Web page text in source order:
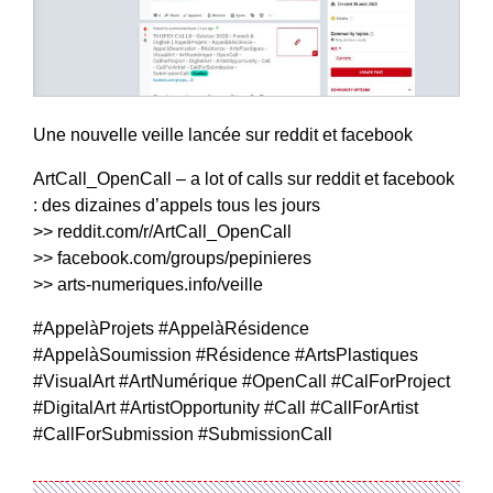
Une nouvelle veille lancée sur reddit et facebook
ArtCall_OpenCall – a lot of calls sur reddit et facebook
: des dizaines d’appels tous les jours
>> reddit.com/r/ArtCall_OpenCall
>> facebook.com/groups/pepinieres
>> arts-numeriques.info/veille
#AppelàProjets #AppelàRésidence
#AppelàSoumission #Résidence #ArtsPlastiques
#VisualArt #ArtNumérique #OpenCall #CalForProject
#DigitalArt #ArtistOpportunity #Call #CallForArtist
#CallForSubmission #SubmissionCall